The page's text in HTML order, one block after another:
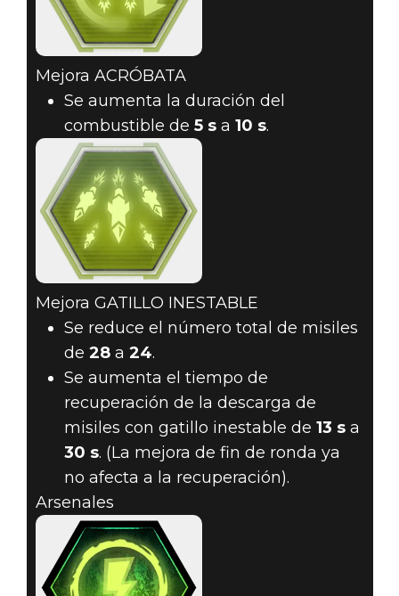
Mejora ACRÓBATA
Se aumenta la duración del
combustible de 5 sa 10 s.
Mejora GATILLO INESTABLE
Se reduce el número total de misiles
de 28a 24.
Se aumenta el tiempo de
recuperación de la descarga de
misiles con gatillo inestable de 13 sa
30 s. (La mejora de fin de ronda ya
no afecta a la recuperación).
Arsenales